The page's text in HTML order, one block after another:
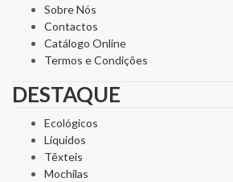
Sobre Nós
Contactos
Catálogo Online
Termos e Condições
DESTAQUE
Ecológicos
Líquidos
Têxteis
Mochilas